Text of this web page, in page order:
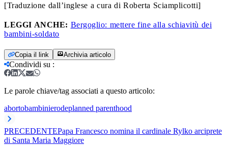
[Traduzione dall’inglese a cura di Roberta Sciamplicotti]
LEGGI ANCHE: Bergoglio: mettere fine alla schiavitù dei
bambini-soldato
Copia il link Archivia articolo
Condividi su :
Le parole chiave/tag associati a questo articolo:
abortobambinierodeplanned parenthood
PRECEDENTEPapa Francesco nomina il cardinale Rylko arciprete
di Santa Maria Maggiore